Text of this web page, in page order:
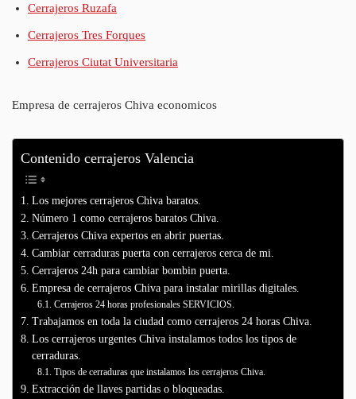
Cerrajeros Ruzafa
Cerrajeros Tres Forques
Cerrajeros Ciutat Universitaria
Empresa de cerrajeros Chiva economicos
Contenido cerrajeros Valencia
Los mejores cerrajeros Chiva baratos.
Número 1 como cerrajeros baratos Chiva.
Cerrajeros Chiva expertos en abrir puertas.
Cambiar cerraduras puerta con cerrajeros cerca de mi.
Cerrajeros 24h para cambiar bombin puerta.
Empresa de cerrajeros Chiva para instalar mirillas digitales.
Cerrajeros 24 horas profesionales SERVICIOS.
Trabajamos en toda la ciudad como cerrajeros 24 horas Chiva.
Los cerrajeros urgentes Chiva instalamos todos los tipos de
cerraduras.
Tipos de cerraduras que instalamos los cerrajeros Chiva.
Extracción de llaves partidas o bloqueadas.